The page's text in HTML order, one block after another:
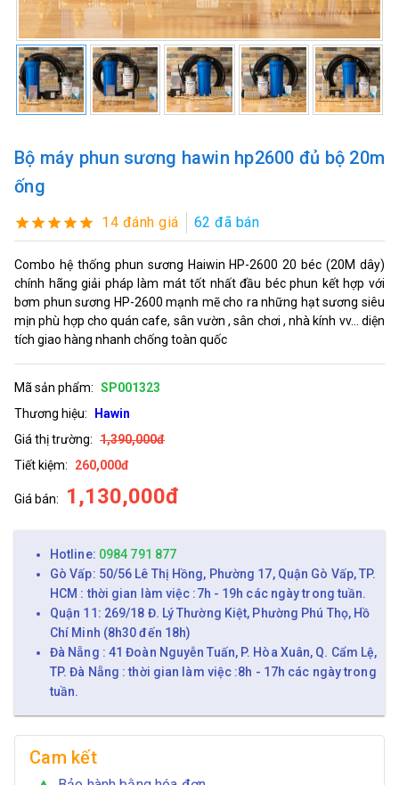
Bộ máy phun sương hawin hp2600 đủ bộ 20m
ống
14 đánh giá 62 đã bán
Combo hệ thống phun sương Haiwin HP-2600 20 béc (20M dây)
chính hãng giải pháp làm mát tốt nhất đầu béc phun kết hợp với
bơm phun sương HP-2600 mạnh mẽ cho ra những hạt sương siêu
mịn phù hợp cho quán cafe, sân vườn , sân chơi , nhà kính vv... diện
tích giao hàng nhanh chống toàn quốc
Mã sản phẩm: SP001323
Thương hiệu:
Hawin
Giá thị trường: 1,390,000đ
Tiết kiệm:
260,000đ
Giá bán: 1,130,000đ
Hotline: 0984 791 877
Gò Vấp: 50/56 Lê Thị Hồng, Phường 17, Quận Gò Vấp, TP.
HCM : thời gian làm việc :7h - 19h các ngày trong tuần.
Quận 11: 269/18 Đ. Lý Thường Kiệt, Phường Phú Thọ, Hồ
Chí Minh (8h30 đến 18h)
Đà Nẵng : 41 Đoàn Nguyễn Tuấn, P. Hòa Xuân, Q. Cẩm Lệ,
TP. Đà Nẵng : thời gian làm việc :8h - 17h các ngày trong
tuần.
Cam kết